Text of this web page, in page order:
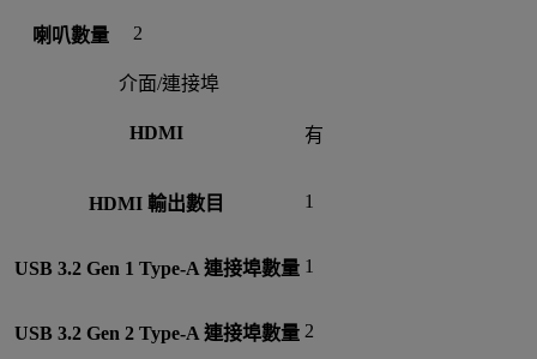
喇叭數量 2
介面/連接埠
HDMI 有
HDMI 輸出數目 1
USB 3.2 Gen 1 Type-A 連接埠數量 1
USB 3.2 Gen 2 Type-A 連接埠數量 2